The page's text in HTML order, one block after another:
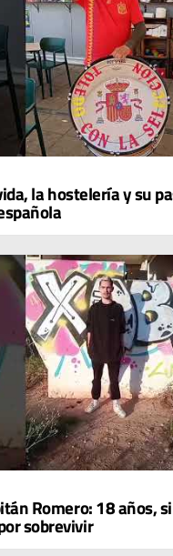
la hostelería y su
Romero: 18 años,
sobrevivir